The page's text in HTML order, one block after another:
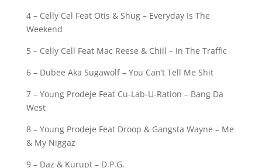
4 – Celly Cel Feat Otis & Shug – Everyday Is The
Weekend
5 – Celly Cell Feat Mac Reese & Chill – In The Traffic
6 – Dubee Aka Sugawolf – You Can’t Tell Me Shit
7 – Young Prodeje Feat Cu-Lab-U-Ration – Bang Da
West
8 – Young Prodeje Feat Droop & Gangsta Wayne – Me
& My Niggaz
9 – Daz & Kurupt – D.P.G.